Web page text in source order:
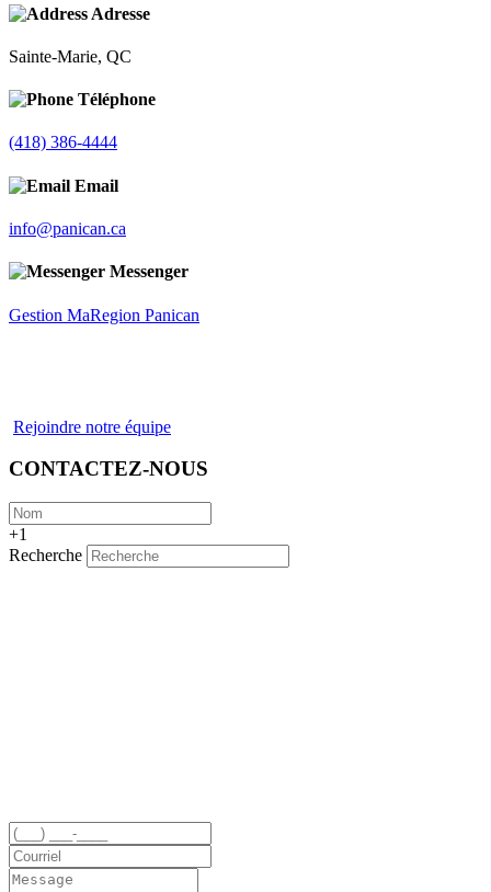
Adresse
Sainte-Marie, QC
Téléphone
(418) 386-4444
Email
info@panican.ca
Messenger
Gestion MaRegion Panican
Rejoindre notre équipe
CONTACTEZ-NOUS
+1
Recherche